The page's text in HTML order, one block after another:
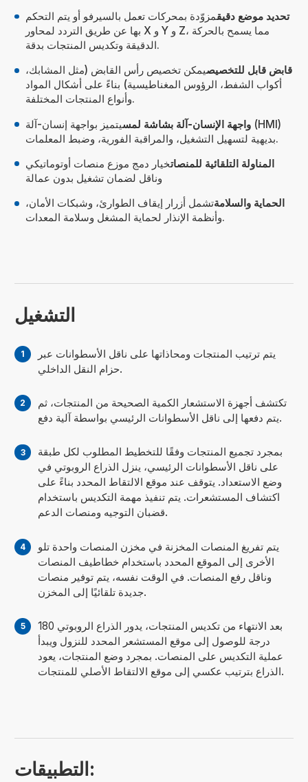
تحديد موضع دقيقمزوّدة بمحركات تعمل بالسيرفو أو يتم التحكم
بها عن طريق التردد لمحاور X و Y و Z، مما يسمح بالحركة
الدقيقة وتكديس المنتجات بدقة.
قابض قابل للتخصيصيمكن تخصيص رأس القابض (مثل المشابك،
أكواب الشفط، الرؤوس المغناطيسية) بناءً على أشكال المواد
وأنواع المنتجات المختلفة.
واجهة الإنسان-آلة بشاشة لمسيتميز بواجهة إنسان-آلة (HMI)
بديهية لتسهيل التشغيل، والمراقبة الفورية، وضبط المعلمات.
المناولة التلقائية للمنصاتخيار دمج موزع منصات أوتوماتيكي
وناقل لضمان تشغيل بدون عمالة
الحماية والسلامةتشمل أزرار إيقاف الطوارئ، وشبكات الأمان،
وأنظمة الإنذار لحماية المشغل وسلامة المعدات.
التشغيل
يتم ترتيب المنتجات ومحاذاتها على ناقل الأسطوانات عبر
حزام النقل الداخلي.
تكتشف أجهزة الاستشعار الكمية الصحيحة من المنتجات، ثم
يتم دفعها إلى ناقل الأسطوانات الرئيسي بواسطة آلية دفع.
بمجرد تجميع المنتجات وفقًا للتخطيط المطلوب لكل طبقة
على ناقل الأسطوانات الرئيسي، ينزل الذراع الروبوتي في
وضع الاستعداد. يتوقف عند موقع الالتقاط المحدد بناءً على
اكتشاف المستشعرات. يتم تنفيذ مهمة التكديس باستخدام
قضبان التوجيه ومنصات الدعم.
يتم تفريغ المنصات المخزنة في مخزن المنصات واحدة تلو
الأخرى إلى الموقع المحدد باستخدام خطاطيف المنصات
وناقل رفع المنصات. في الوقت نفسه، يتم توفير منصات
جديدة تلقائيًا إلى المخزن.
بعد الانتهاء من تكديس المنتجات، يدور الذراع الروبوتي 180
درجة للوصول إلى موقع المستشعر المحدد للنزول ويبدأ
عملية التكديس على المنصات. بمجرد وضع المنتجات، يعود
الذراع بترتيب عكسي إلى موقع الالتقاط الأصلي للمنتجات.
التطبيقات: